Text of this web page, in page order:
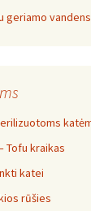
geriamo
Tofu kraikas
katei
rūšies